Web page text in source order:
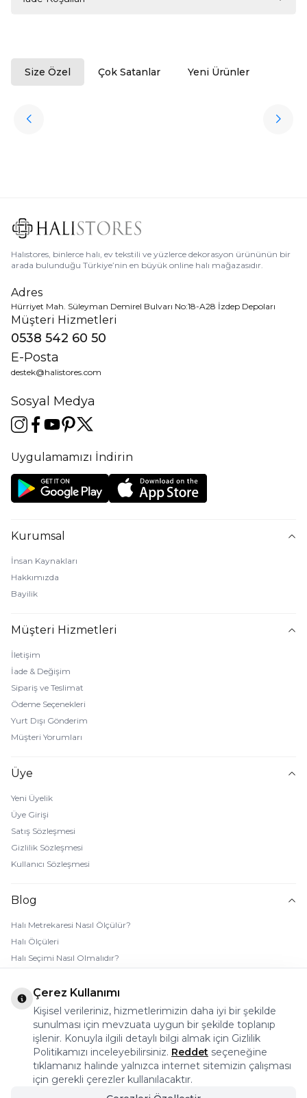
Size Özel Çok Satanlar Yeni Ürünler
Favorilere Ekle
Halıstores
3.909,80
Halıstores, binlerce halı, ev tekstili ve yüzlerce dekorasyon ürününün bir
arada bulunduğu Türkiye’nin en büyük online halı mağazasıdır.
Adres
Hürriyet Mah. Süleyman Demirel Bulvarı No:18-A28 İzdep Depoları
Müşteri Hizmetleri
0538 542 60 50
E-Posta
destek@halistores.com
Sosyal Medya
Uygulamamızı İndirin
Kurumsal
İnsan Kaynakları
Hakkımızda
Bayilik
Müşteri Hizmetleri
İletişim
İade & Değişim
Sipariş ve Teslimat
Ödeme Seçenekleri
Yurt Dışı Gönderim
Müşteri Yorumları
Üye
Yeni Üyelik
Üye Girişi
Satış Sözleşmesi
Gizlilik Sözleşmesi
Kullanıcı Sözleşmesi
Blog
Halı Metrekaresi Nasıl Ölçülür?
Halı Ölçüleri
Halı Seçimi Nasıl Olmalıdır?
Halı Temizliği Nasıl Yapılır?
Bebek Halı Temizliği Nasıl Yapılır?
7 Adımda Halı Lekesi Çıkarma
Halı Kaydırmaz Ped Nasıl Kullanılır?
© 2026 Halı Stores Her Hakkı Saklıdır, Kopyalanamaz.
Çerez Kullanımı
Kişisel verileriniz, hizmetlerimizin daha iyi bir şekilde
sunulması için mevzuata uygun bir şekilde toplanıp
işlenir. Konuyla ilgili detaylı bilgi almak için Gizlilik
Politikamızı inceleyebilirsiniz. Reddet seçeneğine
tıklamanız halinde yalnızca internet sitemizin çalışması
için gerekli çerezler kullanılacaktır.